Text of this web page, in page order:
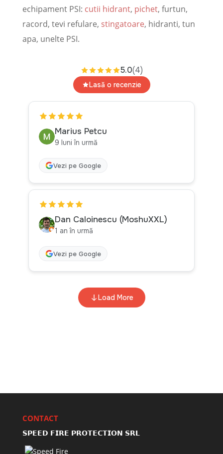
echipament PSI: cutii hidrant, pichet, furtun,
racord, tevi refulare, stingatoare, hidranti, tun
apa, unelte PSI.
CONTACT
𝗦𝗣𝗘𝗘𝗗 𝗙𝗜𝗥𝗘 𝗣𝗥𝗢𝗧𝗘𝗖𝗧𝗜𝗢𝗡 𝗦𝗥𝗟